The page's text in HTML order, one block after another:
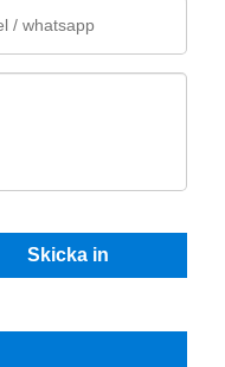
Skicka in